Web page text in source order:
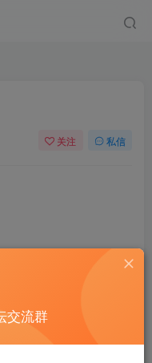
关注 私信
有想要的
1票
交流群